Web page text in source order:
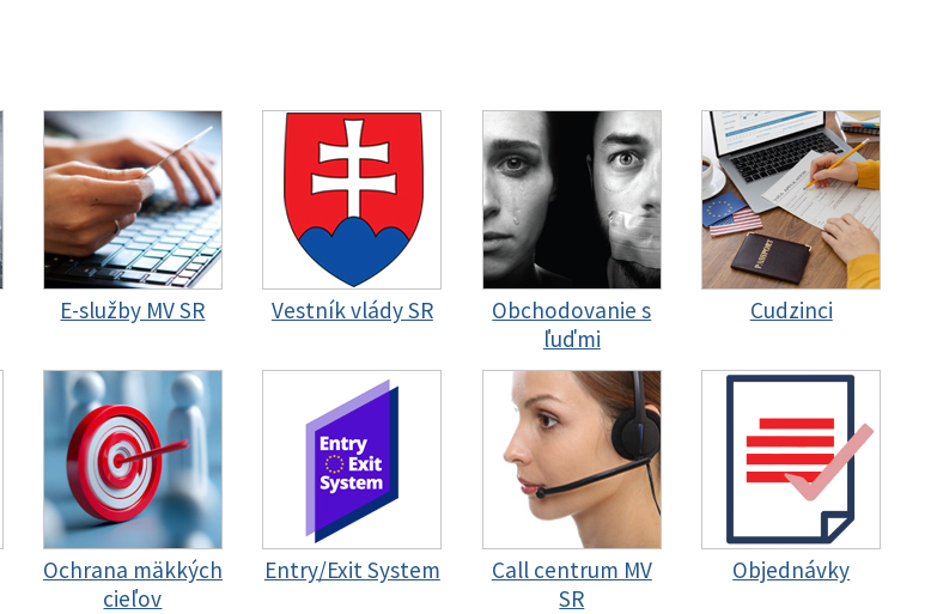
E-služby MV SR Vestník vlády SR
Obchodovanie s
ľuďmi
Cudzinci
Ochrana mäkkých
cieľov
Entry/Exit System
Call centrum MV
SR
Objednávky